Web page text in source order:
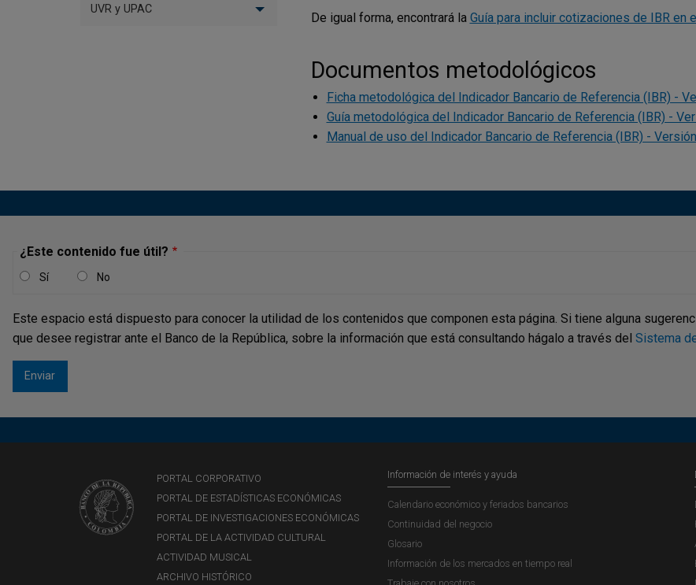
De igual forma, encontrará la Guía para incluir cotizaciones de IBR en
Documentos metodológicos
Ficha metodológica del Indicador Bancario de Referencia (IBR) -
Guía metodológica del Indicador Bancario de Referencia (IBR) -
Manual de uso del Indicador Bancario de Referencia (IBR) -
UVR y UPAC
¿Este contenido fue útil?
Sí No
Este espacio está dispuesto para conocer la utilidad de los contenidos que componen esta página. Si tiene alguna
que desee registrar ante el Banco de la República, sobre la información que está consultando hágalo a través del Sistema
PORTAL CORPORATIVO
PORTAL DE ESTADÍSTICAS ECONÓMICAS
PORTAL DE INVESTIGACIONES ECONÓMICAS
PORTAL DE LA ACTIVIDAD CULTURAL
ACTIVIDAD MUSICAL
ARCHIVO HISTÓRICO
Información de interés y ayuda
Calendario económico y feriados bancarios
Continuidad del negocio
Glosario
Información de los mercados en tiempo real